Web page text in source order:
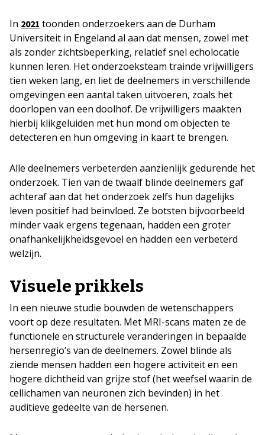
In 2021 toonden onderzoekers aan de Durham
Universiteit in Engeland al aan dat mensen, zowel met
als zonder zichtsbeperking, relatief snel echolocatie
kunnen leren. Het onderzoeksteam trainde vrijwilligers
tien weken lang, en liet de deelnemers in verschillende
omgevingen een aantal taken uitvoeren, zoals het
doorlopen van een doolhof. De vrijwilligers maakten
hierbij klikgeluiden met hun mond om objecten te
detecteren en hun omgeving in kaart te brengen.
Alle deelnemers verbeterden aanzienlijk gedurende het
onderzoek. Tien van de twaalf blinde deelnemers gaf
achteraf aan dat het onderzoek zelfs hun dagelijks
leven positief had beïnvloed. Ze botsten bijvoorbeeld
minder vaak ergens tegenaan, hadden een groter
onafhankelijkheidsgevoel en hadden een verbeterd
welzijn.
Visuele prikkels
In een nieuwe studie bouwden de wetenschappers
voort op deze resultaten. Met MRI-scans maten ze de
functionele en structurele veranderingen in bepaalde
hersenregio’s van de deelnemers. Zowel blinde als
ziende mensen hadden een hogere activiteit en een
hogere dichtheid van grijze stof (het weefsel waarin de
cellichamen van neuronen zich bevinden) in het
auditieve gedeelte van de hersenen.